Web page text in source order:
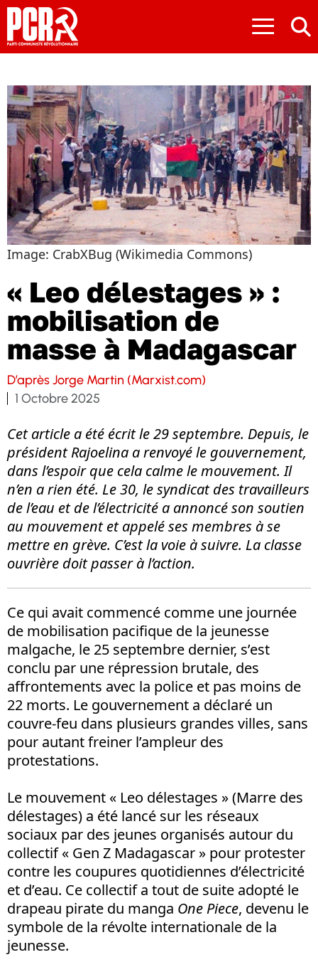
≡
Image: CrabXBug (Wikimedia Commons)
« Leo délestages » :
mobilisation de
masse à Madagascar
D’après Jorge Martin (Marxist.com)
1 Octobre 2025
Cet article a été écrit le 29 septembre. Depuis, le
président Rajoelina a renvoyé le gouvernement,
dans l’espoir que cela calme le mouvement. Il
n’en a rien été. Le 30, le syndicat des travailleurs
de l’eau et de l’électricité a annoncé son soutien
au mouvement et appelé ses membres à se
mettre en grève. C’est la voie à suivre. La classe
ouvrière doit passer à l’action.
Ce qui avait commencé comme une journée
de mobilisation pacifique de la jeunesse
malgache, le 25 septembre dernier, s’est
conclu par une répression brutale, des
affrontements avec la police et pas moins de
22 morts. Le gouvernement a déclaré un
couvre-feu dans plusieurs grandes villes, sans
pour autant freiner l’ampleur des
protestations.
Le mouvement « Leo délestages » (Marre des
délestages) a été lancé sur les réseaux
sociaux par des jeunes organisés autour du
collectif « Gen Z Madagascar » pour protester
contre les coupures quotidiennes d’électricité
et d’eau. Ce collectif a tout de suite adopté le
drapeau pirate du manga One Piece, devenu le
symbole de la révolte internationale de la
jeunesse.